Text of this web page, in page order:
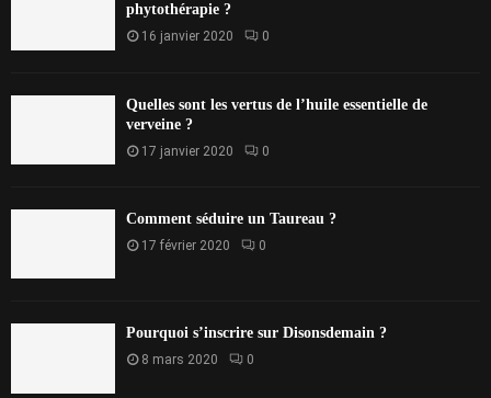
phytothérapie ?
16 janvier 2020 0
Quelles sont les vertus de l’huile essentielle de
verveine ?
17 janvier 2020 0
Comment séduire un Taureau ?
17 février 2020 0
Pourquoi s’inscrire sur Disonsdemain ?
8 mars 2020 0